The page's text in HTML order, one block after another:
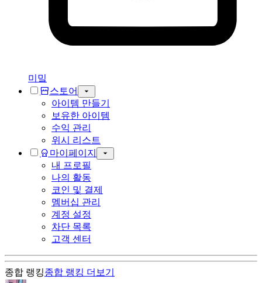
미밐
스토어
아이템 만들기
보유한 아이템
수익 관리
위시 리스트
마이페이지
내 프로필
나의 활동
코인 및 결제
멤버십 관리
계정 설정
차단 목록
고객 센터
종합 랭킹종합 랭킹 더보기